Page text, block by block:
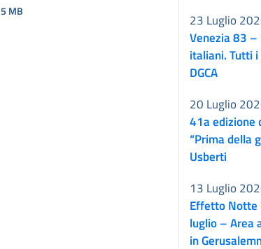
5 MB
Venezia 83
italiani. Tutti
DGCA
23 Luglio
41a edizione
“Prima della
Usberti
20 Luglio
Effetto
luglio – Area
in
13 Luglio